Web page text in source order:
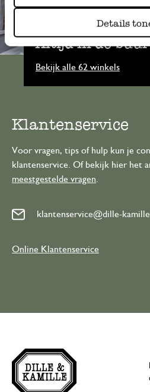
Details
Altijd in de
Bekijk alle 62 winkels
Klantenservice
Voor vragen, tips of hulp kun je
klantenservice. Of bekijk hier het
meestgestelde vragen
klantenservice@dille-
Online Klantenservice